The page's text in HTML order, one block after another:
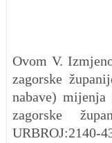
Ovom V.
zagorske
nabave) mijenja
zagorske
URBROJ:2140-